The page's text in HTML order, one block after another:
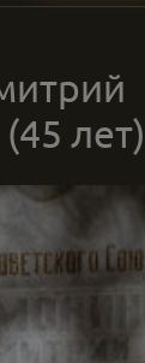
(45 лет)